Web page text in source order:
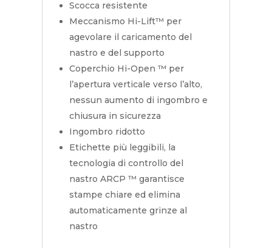
Scocca resistente
Meccanismo Hi-Lift™ per
agevolare il caricamento del
nastro e del supporto
Coperchio Hi-Open ™ per
l’apertura verticale verso l’alto,
nessun aumento di ingombro e
chiusura in sicurezza
Ingombro ridotto
Etichette più leggibili, la
tecnologia di controllo del
nastro ARCP ™ garantisce
stampe chiare ed elimina
automaticamente grinze al
nastro